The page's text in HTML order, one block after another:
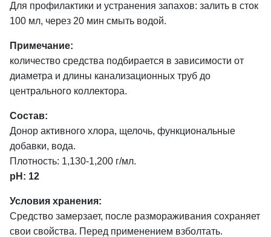
Для профилактики и устранения запахов: залить в сток
100 мл, через 20 мин смыть водой.
Примечание:
количество средства подбирается в зависимости от
диаметра и длины канализационных труб до
центрального коллектора.
Состав:
Донор активного хлора, щелочь, функциональные
добавки, вода.
Плотность: 1,130-1,200 г/мл.
pH: 12
Условия хранения:
Средство замерзает, после размораживания сохраняет
свои свойства. Перед применением взболтать.